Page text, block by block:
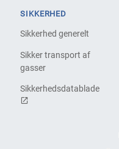
SIKKERHED
Sikkerhed generelt
Sikker transport af
gasser
Sikkerhedsdatablade